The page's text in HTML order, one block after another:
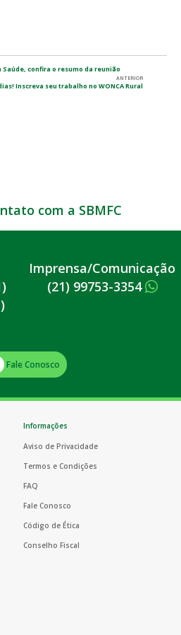
Saúde, confira o resumo da reunião
ANTERIOR
Inscreva seu trabalho no WONCA Rural
com a SBMFC
Imprensa/Comunicação
(21) 99753-3354
Fale Conosco
Informações
Aviso de Privacidade
Termos e Condições
FAQ
Fale Conosco
Código de Ética
Conselho Fiscal